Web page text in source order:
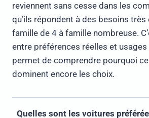
reviennent sans cesse dans les
qu’ils répondent à des besoins
famille de 4 à famille nombreuse.
entre préférences réelles et
permet de comprendre pourquoi
dominent encore les choix.
Quelles sont les voitures